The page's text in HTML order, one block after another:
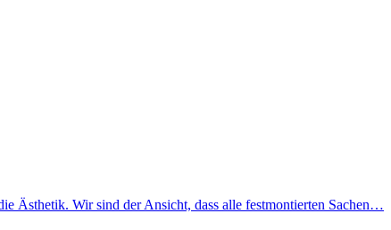
Ästhetik. Wir sind der Ansicht, dass alle festmontierten Sachen…